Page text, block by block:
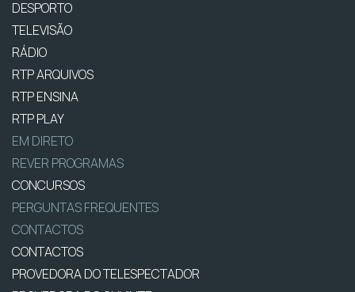
DESPORTO
TELEVISÃO
RÁDIO
RTP ARQUIVOS
RTP ENSINA
RTP PLAY
EM DIRETO
REVER PROGRAMAS
CONCURSOS
PERGUNTAS FREQUENTES
CONTACTOS
CONTACTOS
PROVEDORA DO TELESPECTADOR